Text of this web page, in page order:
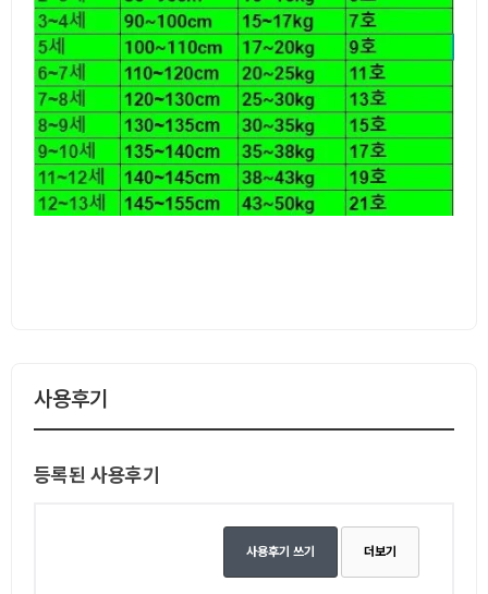
사용후기
등록된 사용후기
사용후기 쓰기 더보기